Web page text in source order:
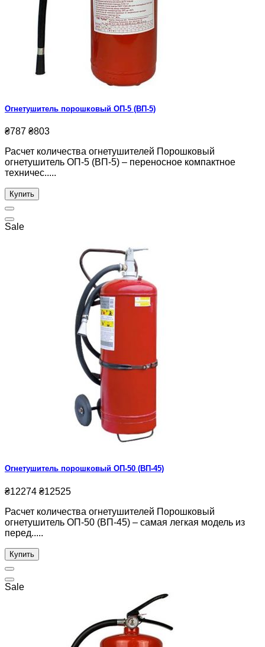
Огнетушитель порошковый ОП-5 (ВП-5)
₴787 ₴803
Расчет количества огнетушителей Порошковый
огнетушитель ОП-5 (ВП-5) – переносное компактное
техничес.....
Купить
Sale
Огнетушитель порошковый ОП-50 (ВП-45)
₴12274 ₴12525
Расчет количества огнетушителей Порошковый
огнетушитель ОП-50 (ВП-45) – самая легкая модель из
перед.....
Купить
Sale